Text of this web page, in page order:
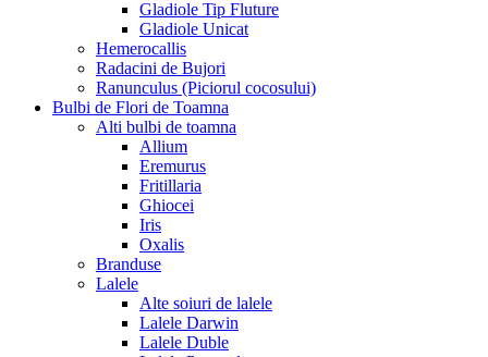
Gladiole Tip Fluture
Gladiole Unicat
Hemerocallis
Radacini de Bujori
Ranunculus (Piciorul cocosului)
Bulbi de Flori de Toamna
Alti bulbi de toamna
Allium
Eremurus
Fritillaria
Ghiocei
Iris
Oxalis
Branduse
Lalele
Alte soiuri de lalele
Lalele Darwin
Lalele Duble